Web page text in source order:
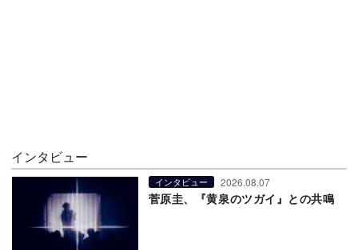
インタビュー
インタビュー 2026.08.07
菅原圭、『黄泉のツガイ』との共鳴